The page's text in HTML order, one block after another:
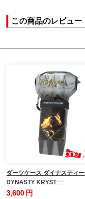
この商品のレビュー
ダーツケース ダイナスティー
DYNASTY KRYST …
3,600 円